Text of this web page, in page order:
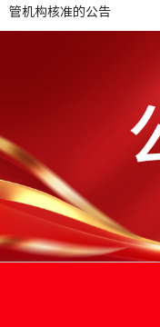
管机构核准的公告